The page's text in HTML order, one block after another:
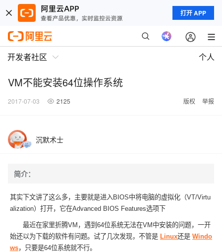
打开 APP
开发者社区 个人
VM不能安装64位操作系统
2017-07-03 2125 版权 举报
沉默术士
简介：
其实下文讲了这么多，主要就是进入BIOS中将电脑的虚拟化（VT/Virtu
alization）打开，它在Advanced BIOS Features选项下
最近在家里折腾VM，遇到64位系统无法在VM中安装的问题，一开
始还以为下载的软件有问题。试了几次发现，不管是 Linux还是 Windo
ws，只要是64位系统就不行。